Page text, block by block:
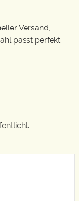
Versand,
passt perfekt